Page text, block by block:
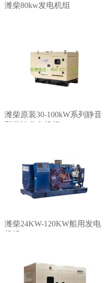
潍柴80kw发电机组
潍柴原装30-100kW系列静音
型柴油发电机组
潍柴24KW-120KW船用发电
机组